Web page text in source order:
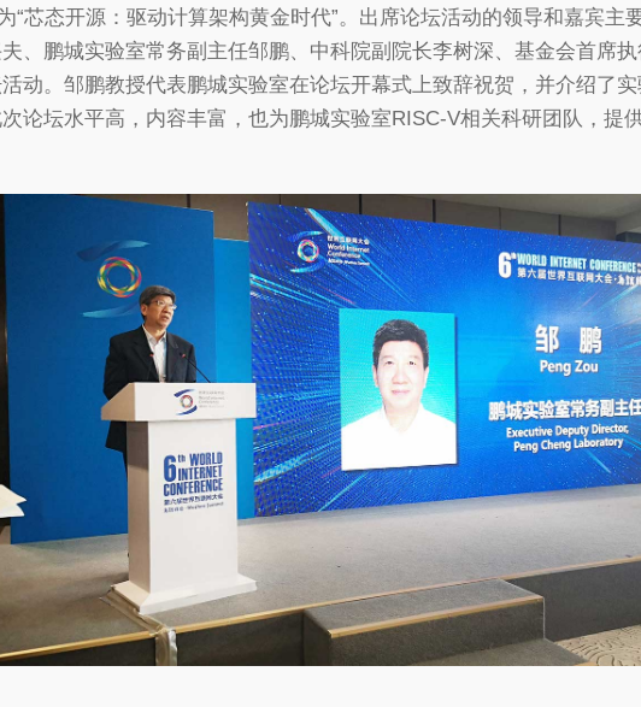
“芯态开源：驱动计算架构黄金时代”。出席论坛活动的领导和嘉宾主
、鹏城实验室常务副主任邹鹏、中科院副院长李树深、基金会首席
动。邹鹏教授代表鹏城实验室在论坛开幕式上致辞祝贺，并介绍了
论坛水平高，内容丰富，也为鹏城实验室RISC-V相关科研团队，提